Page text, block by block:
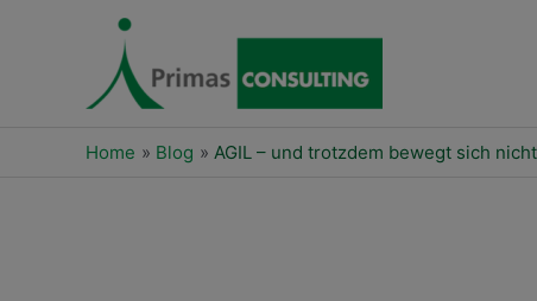
Home Blog AGIL – und trotzdem bewegt sich